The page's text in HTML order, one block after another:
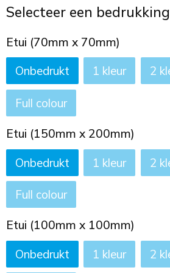
Toilettassen
Trekkoord rugzakken
Zakelijke tassen
Selecteer een bedrukking
Etui (70mm x 70mm)
Onbedrukt
1 2
Full colour
Etui (150mm x 200mm)
Onbedrukt
1 2
Full colour
Etui (100mm x 100mm)
Onbedrukt
1 2